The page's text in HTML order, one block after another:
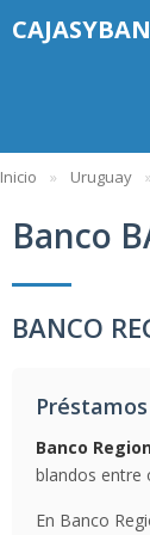
Inicio Uruguay
Banco
BANCO
Préstamos
Banco
blandos entre
En Banco